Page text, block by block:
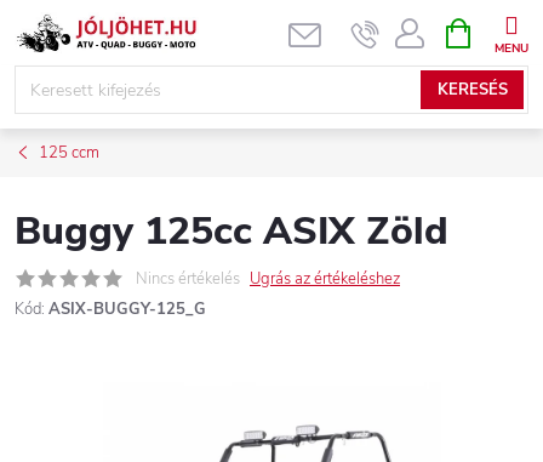
Ugrás
KERESÉS
KOSÁR
125 ccm
Buggy 125cc ASIX Zöld
Nincs értékelés Ugrás az értékeléshez
Kód: ASIX-BUGGY-125_G